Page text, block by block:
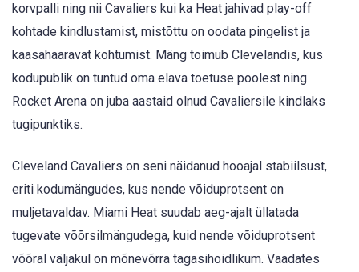
korvpalli ning nii Cavaliers kui ka Heat jahivad play-off
kohtade kindlustamist, mistõttu on oodata pingelist ja
kaasahaaravat kohtumist. Mäng toimub Clevelandis, kus
kodupublik on tuntud oma elava toetuse poolest ning
Rocket Arena on juba aastaid olnud Cavaliersile kindlaks
tugipunktiks.
Cleveland Cavaliers on seni näidanud hooajal stabiilsust,
eriti kodumängudes, kus nende võiduprotsent on
muljetavaldav. Miami Heat suudab aeg-ajalt üllatada
tugevate võõrsilmängudega, kuid nende võiduprotsent
võõral väljakul on mõnevõrra tagasihoidlikum. Vaadates